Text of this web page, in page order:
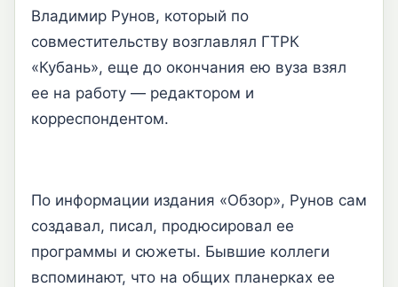
Владимир Рунов, который по
совместительству возглавлял ГТРК
«Кубань», еще до окончания ею вуза взял
ее на работу — редактором и
корреспондентом.
По информации издания «Обзор», Рунов сам
создавал, писал, продюсировал ее
программы и сюжеты. Бывшие коллеги
вспоминают, что на общих планерках ее